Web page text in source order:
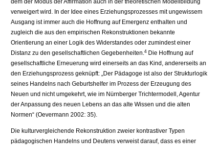
dem der Modus der Affirmation auch in der theoretischen Modellbildung
verweigert wird. In der Idee eines Erziehungsprozesses mit ungewissem
Ausgang ist immer auch die Hoffnung auf Emergenz enthalten und
zugleich die aus den empirischen Rekonstruktionen bekannte
Orientierung an einer Logik des Widerstandes oder zumindest einer
Distanz zu den gesellschaftlichen Gegebenheiten.4 Die Hoffnung auf
gesellschaftliche Erneuerung wird einerseits an das Kind, andererseits an
den Erziehungsprozess geknüpft: „Der Pädagoge ist also der Strukturlogik
seines Handelns nach Geburtshelfer im Prozess der Erzeugung des
Neuen und nicht umgekehrt, wie im Nürnberger Trichtermodell, Agentur
der Anpassung des neuen Lebens an das alte Wissen und die alten
Normen“ (Oevermann 2002: 35).
Die kulturvergleichende Rekonstruktion zweier kontrastiver Typen
pädagogischen Handelns und Deutens verweist darauf, dass es einer